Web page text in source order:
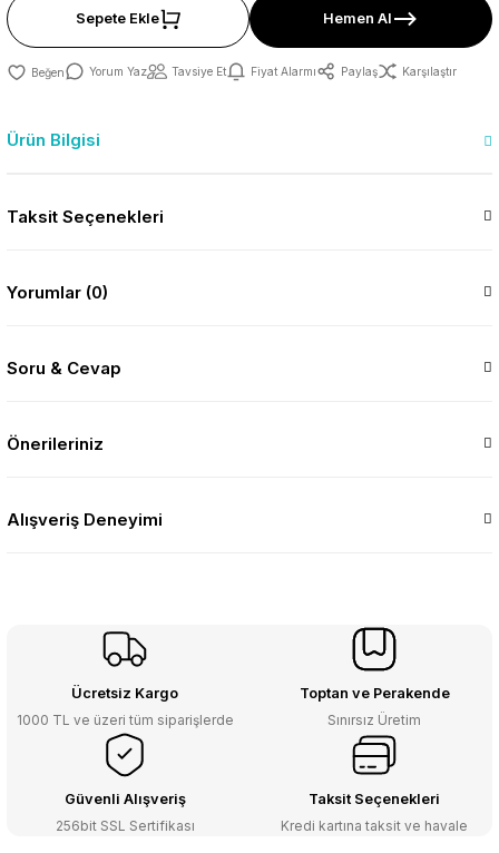
Sepete Ekle Hemen Al
Yorum Yaz Tavsiye Et Fiyat Alarmı Paylaş Karşılaştır
Ürün Bilgisi
Taksit Seçenekleri
Yorumlar (0)
Soru & Cevap
Önerileriniz
Alışveriş Deneyimi
Ücretsiz Kargo
1000 TL ve üzeri tüm siparişlerde
Toptan ve Perakende
Sınırsız Üretim
Güvenli Alışveriş
256bit SSL Sertifikası
Taksit Seçenekleri
Kredi kartına taksit ve havale